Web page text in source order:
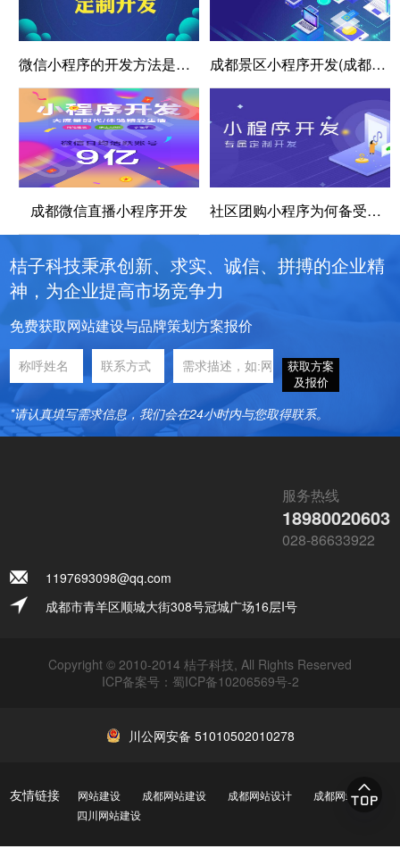
微信小程序的开发方法是什么 成都景区小程序开发(成都景区小程序尽享旅游乐趣)
成都微信直播小程序开发 社区团购小程序为何备受青睐？
桔子科技秉承创新、求实、诚信、拼搏的企业精
神，为企业提高市场竞争力
免费获取网站建设与品牌策划方案报价
获取方案
及报价
*请认真填写需求信息，我们会在24小时内与您取得联系。
服务热线
18980020603
028-86633922
1197693098@qq.com
成都市青羊区顺城大街308号冠城广场16层I号
Copyright © 2010-2014 桔子科技, All Rights Reserved
ICP备案号： 蜀ICP备10206569号-2
川公网安备 51010502010278
友情链接 网站建设 成都网站建设 成都网站设计
成都网站制作
四川网站建设